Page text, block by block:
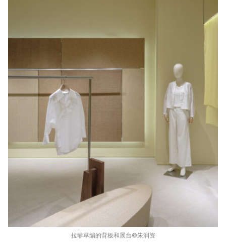
拉菲草编的背板和展台©️朱润资